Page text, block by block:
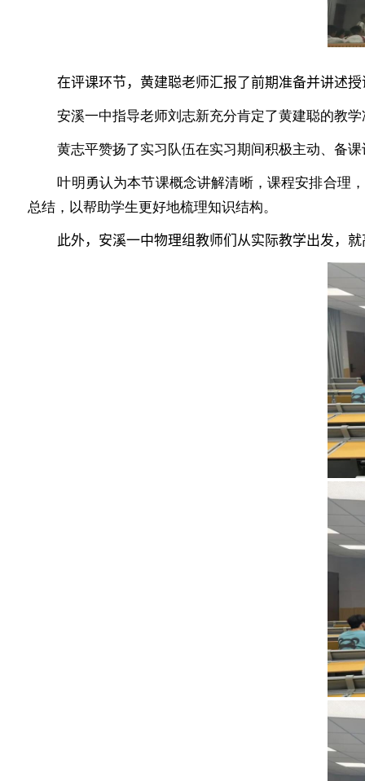
在评课环节， 黄建聪老师汇报了前期准备并讲述
安溪一中指导老师刘志新充分肯定了黄建聪的教
黄志平赞扬了实习队伍在实习期间积极主动、备
叶明勇认为本节课概念讲解清晰，课程安排合理
总结，以帮助学生更好地梳理知识结构。
此外， 安溪一中物理组教师们从实际教学出发，